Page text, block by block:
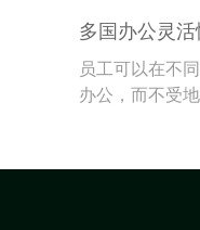
多国办公灵活
员工可以在不
办公，而不受地